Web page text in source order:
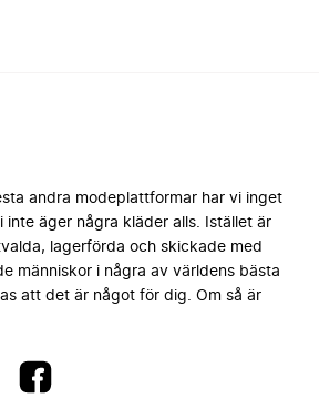
andra modeplattformar har vi inget
inte äger några kläder alls. Istället är
lagerförda och skickade med
människor i några av världens bästa
att det är något för dig. Om så är